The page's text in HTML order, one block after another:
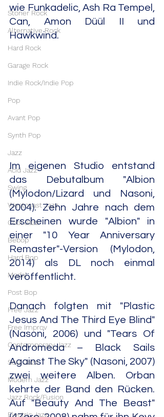
Stoner Rock
Alternative Rock
Hard Rock
Garage Rock
Indie Rock/Indie Pop
Pop
Avant Pop
Synth Pop
Jazz
Acid Jazz
Swing
Westcoast Jazz
Cool Jazz
Bebop
Hard Bop
Modal
Post Bop
Free Jazz
Free Improv
Contemporary Jazz
Soul Jazz
Modern Jazz
Jazz Rock/Fusion
Electric Jazz
wie Funkadelic, Ash Ra Tempel,
Can, Amon Düül II und
Hawkwind.
Im eigenen Studio entstand
das Debutalbum "Albion
(Mylodon/Lizard und Nasoni,
2004). Zehn Jahre nach dem
Erscheinen wurde "Albion" in
einer "10 Year Anniversary
Remaster"-Version (Mylodon,
2014) als DL noch einmal
veröffentlicht.
Danach folgten mit "Plastic
Jesus And The Third Eye Blind"
(Nasoni, 2006) und "Tears Of
Andromeda – Black Sails
Against The Sky" (Nasoni, 2007)
zwei weitere Alben. Orban
kehrte der Band den Rücken.
Auf "Beauty And The Beast"